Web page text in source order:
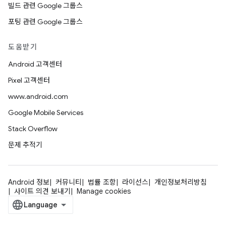
빌드 관련 Google 그룹스
포팅 관련 Google 그룹스
도움받기
Android 고객센터
Pixel 고객센터
www.android.com
Google Mobile Services
Stack Overflow
문제 추적기
Android 정보 커뮤니티 법률 조항 라이선스
개인정보처리방침
사이트 의견 보내기
Manage cookies